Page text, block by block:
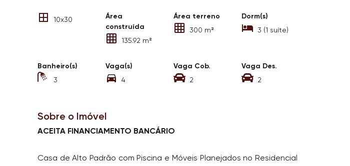
10x30
Área
construída
135.92 m²
Área terreno
300 m²
Dorm(s)
3 (1 suíte)
Banheiro(s)
3
Vaga(s)
4
Vaga Cob.
2
Vaga Des.
2
Sobre o Imóvel
ACEITA FINANCIAMENTO BANCÁRIO
Casa de Alto Padrão com Piscina e Móveis Planejados no Residencial